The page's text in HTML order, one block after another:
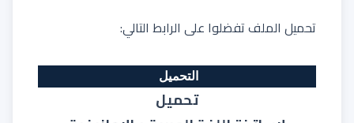
تحميل الملف تفضلوا على الرابط التالي:
التحميل
تحميل